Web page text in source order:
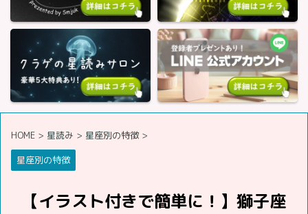
HOME > 星読み > 星座別の特徴 >
星座別の特徴
【イラスト付きで簡単に！】獅子座